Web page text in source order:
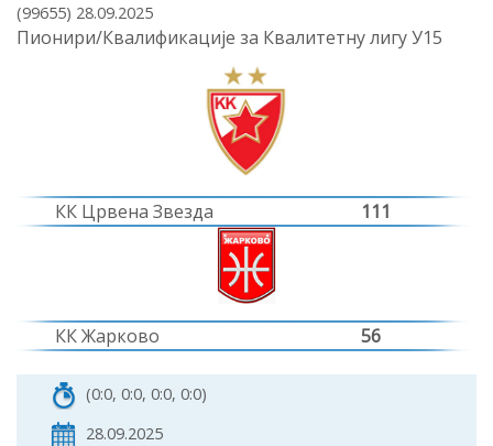
(99655) 28.09.2025
Пионири/Квалификације за Квалитетну лигу У15
КК Црвена Звезда 111
КК Жарково 56
(0:0, 0:0, 0:0, 0:0)
28.09.2025